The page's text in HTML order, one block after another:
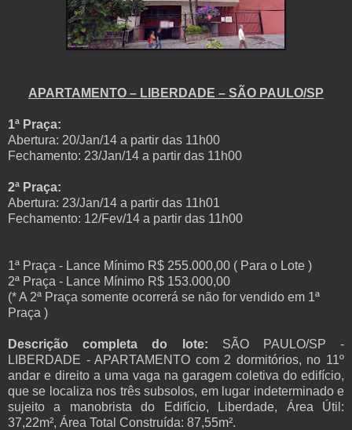
APARTAMENTO – LIBERDADE – SÃO PAULO/SP
1ª Praça:
Abertura: 20/Jan/14 a partir das 11h00
Fechamento: 23/Jan/14 a partir das 11h00
2ª Praça:
Abertura: 23/Jan/14 a partir das 11h01
Fechamento: 12/Fev/14 a partir das 11h00
1ª Praça - Lance Mínimo R$ 255.000,00 ( Para o Lote )
2ª Praça - Lance Mínimo R$ 153.000,00
(* A 2ª Praça somente ocorrerá se não for vendido em 1ª
Praça )
Descrição completa do lote: SÃO PAULO/SP -
LIBERDADE - APARTAMENTO com 2 dormitórios, no 11º
andar e direito a uma vaga na garagem coletiva do edifício,
que se localiza nos três subsolos, em lugar indeterminado e
sujeito a manobrista do Edifício, Liberdade, Área Útil:
37,22m², Área Total Construída: 87,55m².